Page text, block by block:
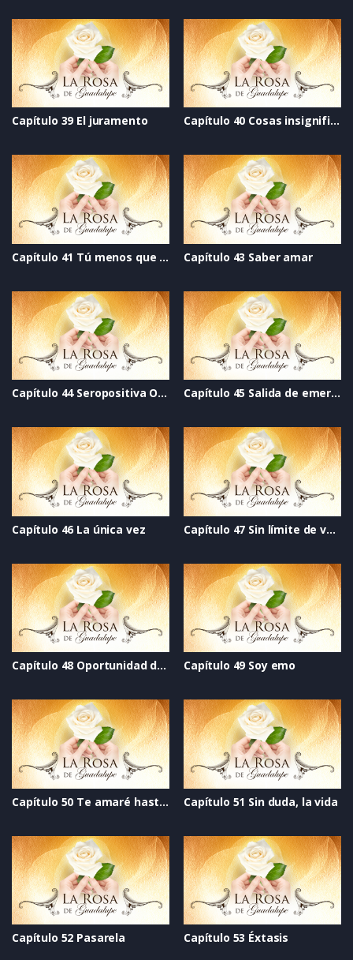
Capítulo 39 El juramento Capítulo 40 Cosas insignificantes
Capítulo 41 Tú menos que nadie Capítulo 43 Saber amar
Capítulo 44 Seropositiva O cero negativa Capítulo 45 Salida de emergencia
Capítulo 46 La única vez Capítulo 47 Sin límite de velocidad
Capítulo 48 Oportunidad de vivir Capítulo 49 Soy emo
Capítulo 50 Te amaré hasta el final Capítulo 51 Sin duda, la vida
Capítulo 52 Pasarela Capítulo 53 Éxtasis